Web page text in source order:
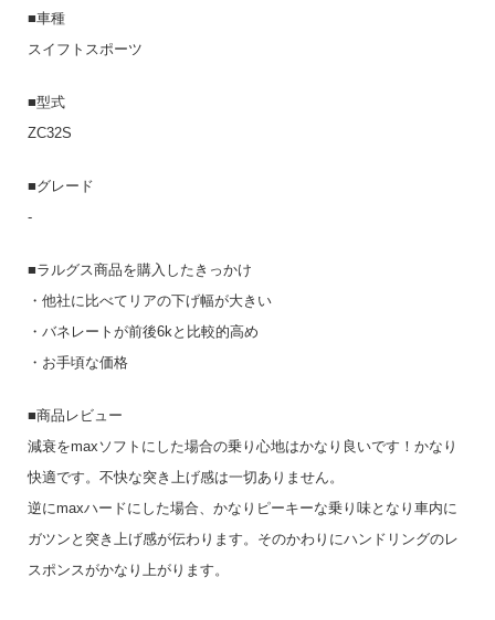
■車種
スイフトスポーツ
■型式
ZC32S
■グレード
-
■ラルグス商品を購入したきっかけ
・他社に比べてリアの下げ幅が大きい
・バネレートが前後6kと比較的高め
・お手頃な価格
■商品レビュー
減衰をmaxソフトにした場合の乗り心地はかなり良いです！かなり
快適です。不快な突き上げ感は一切ありません。
逆にmaxハードにした場合、かなりピーキーな乗り味となり車内に
ガツンと突き上げ感が伝わります。そのかわりにハンドリングのレ
スポンスがかなり上がります。